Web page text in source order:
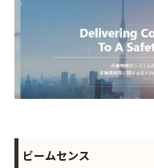
ビームセンス